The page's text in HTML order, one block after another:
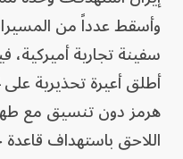
وأسقط عدداً من
سفينة تجارية أميركية،
هرمز دون تنسيق مع
اللاحق باستهداف قاعدة